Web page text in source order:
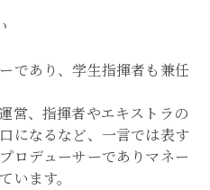
であり、学生指揮者も兼任
営、指揮者やエキストラの
になるなど、一言では表す
ロデューサーでありマネー
います。